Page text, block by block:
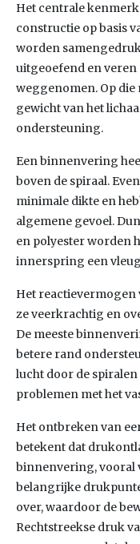
Het centrale
constructie op basis
worden
uitgeoefend en
weggenomen. Op
gewicht van het
ondersteuning.
Een binnenvering
boven de spiraal.
minimale dikte en
algemene gevoel.
en polyester worden
innerspring een
Het
ze veerkrachtig en
De meeste
betere rand
lucht door de
problemen met het
Het ontbreken van
betekent dat
binnenvering, vooral
belangrijke
over, waardoor de
Rechtstreekse druk